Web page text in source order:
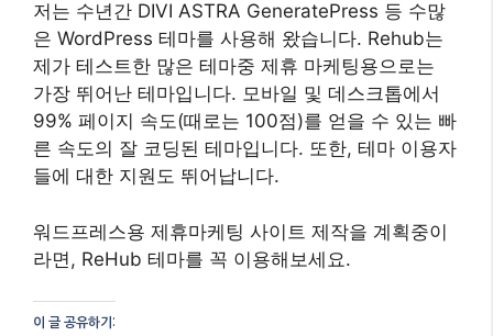
이 글 공유하기:
Facebook X
이것이 좋아요:
관련